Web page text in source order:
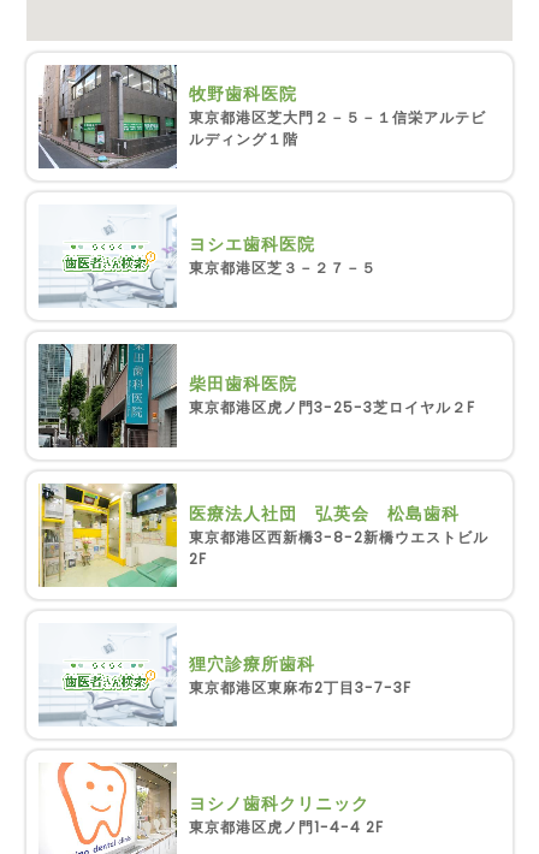
牧野歯科医院
東京都港区芝大門２－５－１信栄アルテビ
ルディング１階
ヨシエ歯科医院
東京都港区芝３－２７－５
柴田歯科医院
東京都港区虎ノ門3-25-3芝ロイヤル２F
医療法人社団 弘英会 松島歯科
東京都港区西新橋3-8-2新橋ウエストビル
2F
狸穴診療所歯科
東京都港区東麻布2丁目3-7-3F
ヨシノ歯科クリニック
東京都港区虎ノ門1-4-4 2F